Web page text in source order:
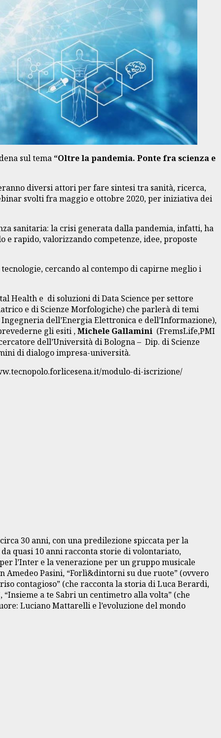
sul tema “Oltre la pandemia. Ponte fra scienza e
diversi attori per fare sintesi tra sanità, ricerca,
svolti fra maggio e ottobre 2020, per iniziativa dei
sanitaria: la crisi generata dalla pandemia, infatti, ha
rapido, valorizzando competenze, idee, proposte
cercando al contempo di capirne meglio i
Health e di soluzioni di Data Science per settore
e di Scienze Morfologiche) che parlerà di temi
dell’Energia Elettronica e dell’Informazione),
gli esiti ,Michele Gallamini (FremsLife,PMI
dell’Università di Bologna – Dip. di Scienze
di dialogo impresa-università.
modulo-di-iscrizione/
30 anni, con una predilezione spiccata per la
quasi 10 anni racconta storie di volontariato,
l’Inter e la venerazione per un gruppo musicale
Amedeo Pasini, “Forlì&dintorni su due ruote” (ovvero
contagioso” (che racconta la storia di Luca Berardi,
a te Sabri un centimetro alla volta” (che
Luciano Mattarelli e l’evoluzione del mondo